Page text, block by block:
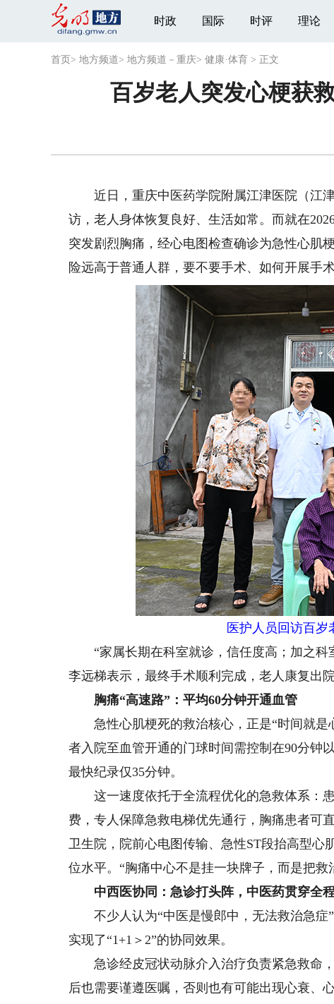
时政 国际 时评 理论
首页 > 地方频道> 地方频道－重庆> 健康·体育 > 正文
百岁老人突发心梗获
近日，重庆中医药学院附属江津医院（江津
访，老人身体恢复良好、生活如常。而就在
突发剧烈胸痛，经心电图检查确诊为急性心肌
险远高于普通人群，要不要手术、如何开展手
医护人员回访百岁
“家属长期在科室就诊，信任度高；加之科
李远梯表示，最终手术顺利完成，老人康复出
胸痛“高速路”：平均60分钟开通血管
急性心肌梗死的救治核心，正是“时间就是
者入院至血管开通的门球时间需控制在90分钟
最快纪录仅35分钟。
这一速度依托于全流程优化的急救体系：患
费，专人保障急救电梯优先通行，胸痛患者可
卫生院，院前心电图传输、急性ST段抬高型心
位水平。“胸痛中心不是挂一块牌子，而是把救
中西医协同：急诊打头阵，中医药贯穿全
不少人认为“中医是慢郎中，无法救治急症
实现了“1+1＞2”的协同效果。
急诊经皮冠状动脉介入治疗负责紧急救命，
后也需要谨遵医嘱，否则也有可能出现心衰、